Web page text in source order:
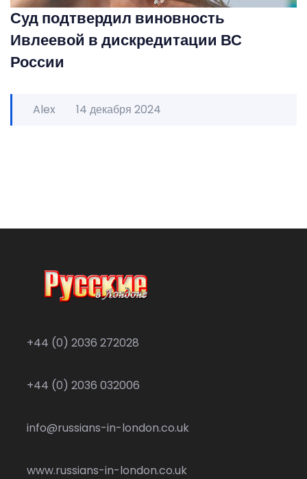
Суд подтвердил виновность
Ивлеевой в дискредитации ВС
России
Alex 14 декабря 2024
+44 (0) 2036 272028
+44 (0) 2036 032006
info@russians-in-london.co.uk
www.russians-in-london.co.uk